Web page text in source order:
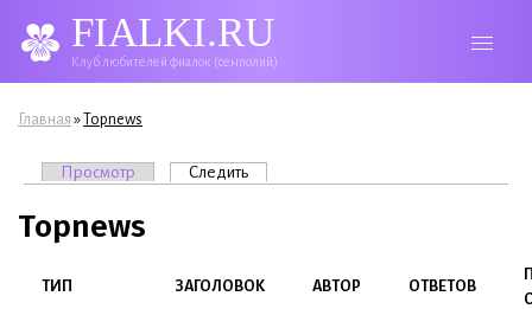
FIALKI.RU
Клуб любителей фиалок (сенполий)
Вы здесь
Главная »Topnews
Главные вкладки
Просмотр Следить(активная вкладка)
Topnews
ТИП ЗАГОЛОВОК АВТОР ОТВЕТОВ